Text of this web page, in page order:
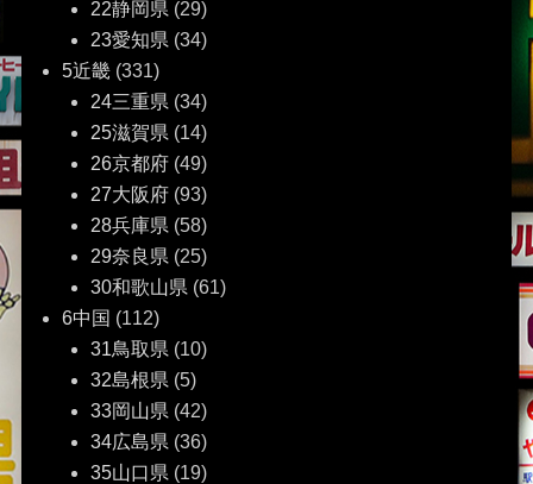
22静岡県 (29)
23愛知県 (34)
5近畿(331)
24三重県 (34)
25滋賀県 (14)
26京都府(49)
27大阪府(93)
28兵庫県 (58)
29奈良県 (25)
30和歌山県 (61)
6中国 (112)
31鳥取県 (10)
32島根県 (5)
33岡山県 (42)
34広島県 (36)
35山口県 (19)